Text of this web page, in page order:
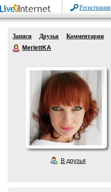
Регистрация
Записи Друзья
Комментарии
MerlettKA
В друзья